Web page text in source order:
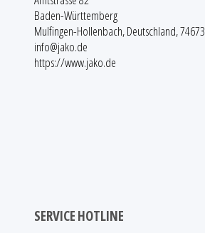
Baden-Württemberg
Mulfingen-Hollenbach, Deutschland, 74673
info@jako.de
https://www.jako.de
SERVICE HOTLINE